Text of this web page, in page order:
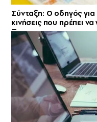
Σύνταξη: Ο οδηγός για
κινήσεις που πρέπει να